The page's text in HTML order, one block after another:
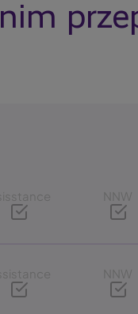
NNW
NNW